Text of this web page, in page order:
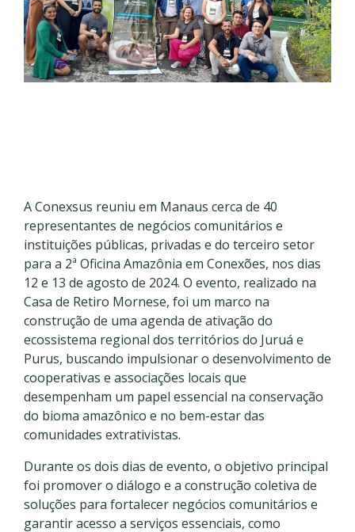
A Conexsus reuniu em Manaus cerca de 40
representantes de negócios comunitários e
instituições públicas, privadas e do terceiro setor
para a 2ª Oficina Amazônia em Conexões, nos dias
12 e 13 de agosto de 2024. O evento, realizado na
Casa de Retiro Mornese, foi um marco na
construção de uma agenda de ativação do
ecossistema regional dos territórios do Juruá e
Purus, buscando impulsionar o desenvolvimento de
cooperativas e associações locais que
desempenham um papel essencial na conservação
do bioma amazônico e no bem-estar das
comunidades extrativistas.
Durante os dois dias de evento, o objetivo principal
foi promover o diálogo e a construção coletiva de
soluções para fortalecer negócios comunitários e
garantir acesso a serviços essenciais, como